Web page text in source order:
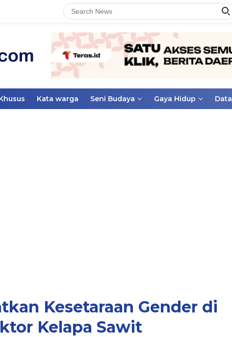
Kata warga Seni Budaya Gaya Hidup Data
Kesetaraan Gender di
Kelapa Sawit